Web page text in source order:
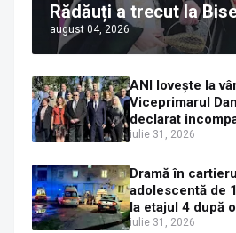
Rădăuți a trecut la
Ortodoxă Valahă. ÎPS
că îi pregătește
august 04, 2026
ANI lovește la
Viceprimarul
declarat
de funcții
iulie 31, 2026
Dramă în
adolescentă de
la etajul 4 după
pe fondul
iulie 31, 2026